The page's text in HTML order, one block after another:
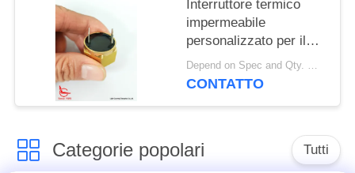
Interruttore termico
impermeabile
personalizzato per il
sensore di allarme
antincendio del veicolo
Depend on Spec and Qty. MOQ:1000 PCS
CONTATTO
Categorie popolari Tutti